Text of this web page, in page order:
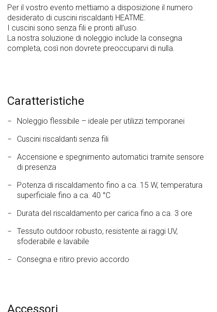
Per il vostro evento mettiamo a disposizione il numero
desiderato di cuscini riscaldanti HEATME.
I cuscini sono senza fili e pronti all’uso.
La nostra soluzione di noleggio include la consegna
completa, così non dovrete preoccuparvi di nulla.
Caratteristiche
Noleggio flessibile – ideale per utilizzi temporanei
Cuscini riscaldanti senza fili
Accensione e spegnimento automatici tramite sensore
di presenza
Potenza di riscaldamento fino a ca. 15 W, temperatura
superficiale fino a ca. 40 °C
Durata del riscaldamento per carica fino a ca. 3 ore
Tessuto outdoor robusto, resistente ai raggi UV,
sfoderabile e lavabile
Consegna e ritiro previo accordo
Accessori